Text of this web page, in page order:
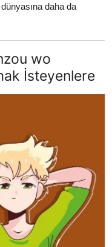
daha da
wo
İsteyenlere